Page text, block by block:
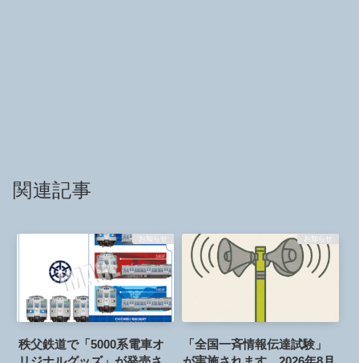
関連記事
お知らせ
秩父鉄道で「5000系電車オ
お知らせ
「全国一斉情報伝達試験」